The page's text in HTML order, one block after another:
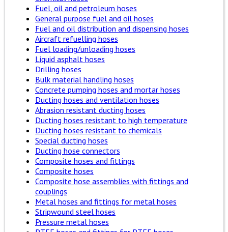
Fuel, oil and petroleum hoses
General purpose fuel and oil hoses
Fuel and oil distribution and dispensing hoses
Aircraft refuelling hoses
Fuel loading/unloading hoses
Liquid asphalt hoses
Drilling hoses
Bulk material handling hoses
Concrete pumping hoses and mortar hoses
Ducting hoses and ventilation hoses
Abrasion resistant ducting hoses
Ducting hoses resistant to high temperature
Ducting hoses resistant to chemicals
Special ducting hoses
Ducting hose connectors
Composite hoses and fittings
Composite hoses
Composite hose assemblies with fittings and
couplings
Metal hoses and fittings for metal hoses
Stripwound steel hoses
Pressure metal hoses